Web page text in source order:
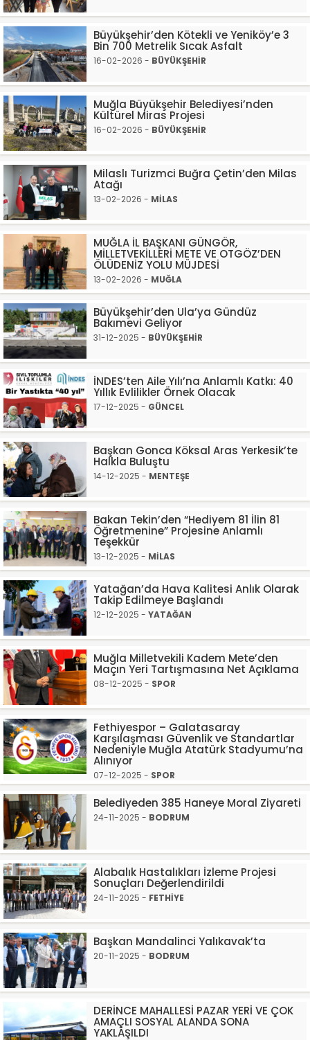
Büyükşehir’den Kötekli ve Yeniköy’e 3
Bin 700 Metrelik Sıcak Asfalt
16-02-2026 - BÜYÜKŞEHİR
Muğla Büyükşehir Belediyesi’nden
Kültürel Miras Projesi
16-02-2026 - BÜYÜKŞEHİR
Milaslı Turizmci Buğra Çetin’den Milas
Atağı
13-02-2026 - MİLAS
MUĞLA İL BAŞKANI GÜNGÖR,
MİLLETVEKİLLERİ METE VE OTGÖZ’DEN
ÖLÜDENİZ YOLU MÜJDESİ
13-02-2026 - MUĞLA
Büyükşehir’den Ula’ya Gündüz
Bakımevi Geliyor
31-12-2025 - BÜYÜKŞEHİR
İNDES’ten Aile Yılı’na Anlamlı Katkı: 40
Yıllık Evlilikler Örnek Olacak
17-12-2025 - GÜNCEL
Başkan Gonca Köksal Aras Yerkesik’te
Halkla Buluştu
14-12-2025 - MENTEŞE
Bakan Tekin’den “Hediyem 81 İlin 81
Öğretmenine” Projesine Anlamlı
Teşekkür
13-12-2025 - MİLAS
Yatağan’da Hava Kalitesi Anlık Olarak
Takip Edilmeye Başlandı
12-12-2025 - YATAĞAN
Muğla Milletvekili Kadem Mete’den
Maçın Yeri Tartışmasına Net Açıklama
08-12-2025 - SPOR
Fethiyespor – Galatasaray
Karşılaşması Güvenlik ve Standartlar
Nedeniyle Muğla Atatürk Stadyumu’na
Alınıyor
07-12-2025 - SPOR
Belediyeden 385 Haneye Moral Ziyareti
24-11-2025 - BODRUM
Alabalık Hastalıkları İzleme Projesi
Sonuçları Değerlendirildi
24-11-2025 - FETHİYE
Başkan Mandalinci Yalıkavak’ta
20-11-2025 - BODRUM
DERİNCE MAHALLESİ PAZAR YERİ VE ÇOK
AMAÇLI SOSYAL ALANDA SONA
YAKLAŞILDI